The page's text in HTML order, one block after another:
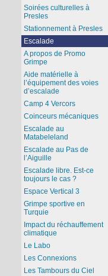
Soirées culturelles à
Presles
Stationnement à Presles
Escalade
A propos de Promo
Grimpe
Aide matérielle à
l’équipement des voies
d’escalade
Camp 4 Vercors
Coinceurs mécaniques
Escalade au
Matabeleland
Escalade au Pas de
l’Aiguille
Escalade libre. Est-ce
toujours le cas ?
Espace Vertical 3
Grimpe sportive en
Turquie
Impact du réchauffement
climatique
Le Labo
Les Connexions
Les Tambours du Ciel